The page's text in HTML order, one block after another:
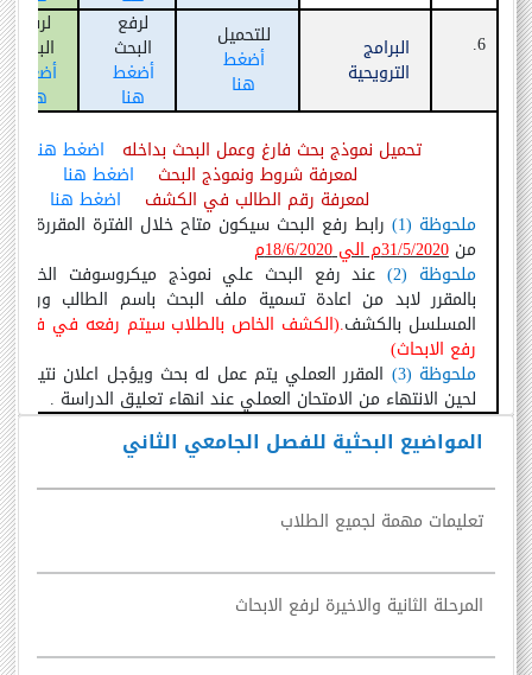
المواضيع البحثية للفصل الجامعي الثاني
تعليمات مهمة لجميع الطلاب
المرحلة الثانية والاخيرة لرفع الابحاث
6.
البرامج
الترويحية
للتحميل
أضغط
هنا
لرفع
البحث
أضغط
هنا
لرفع
البحث
أضغط
هنا
تحميل نموذج بحث فارغ وعمل البحث بداخله
اضغط هنا
لمعرفة شروط ونموذج البحث اضغط هنا
لمعرفة رقم الطالب في الكشف اضغط هنا
ملحوظة (
1
) رابط رفع البحث سيكون متاح خلال الفترة المقررة له
من31/5/2020م الي 18/6/2020م
ملحوظة (
2
) عند رفع البحث علي نموذج ميكروسوفت الخاص
بالمقرر لابد من اعادة تسمية ملف البحث باسم الطالب ورقم
المسلسل بالكشف.
(الكشف الخاص بالطلاب سيتم رفعه في فترة
رفع الابحاث)
ملحوظة (
3
) المقرر العملي يتم عمل له بحث ويؤجل اعلان نتيجته
لحين الانتهاء من الامتحان العملي عند انهاء تعليق الدراسة .